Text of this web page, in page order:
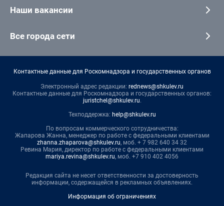
Наши вакансии
Все города сети
Контактные данные для Роскомнадзора и государственных органов
Электронный адрес редакции: rednews@shkulev.ru
Контактные данные для Роскомнадзора и государственных органов:
juristchel@shkulev.ru.
Техподдержка: help@shkulev.ru
По вопросам коммерческого сотрудничества:
Жапарова Жанна, менеджер по работе с федеральными клиентами
zhanna.zhaparova@shkulev.ru, моб. + 7 982 640 34 32
Ревина Мария, директор по работе с федеральными клиентами
mariya.revina@shkulev.ru, моб. +7 910 402 4056
Редакция сайта не несет ответственности за достоверность
информации, содержащейся в рекламных объявлениях.
Информация об ограничениях